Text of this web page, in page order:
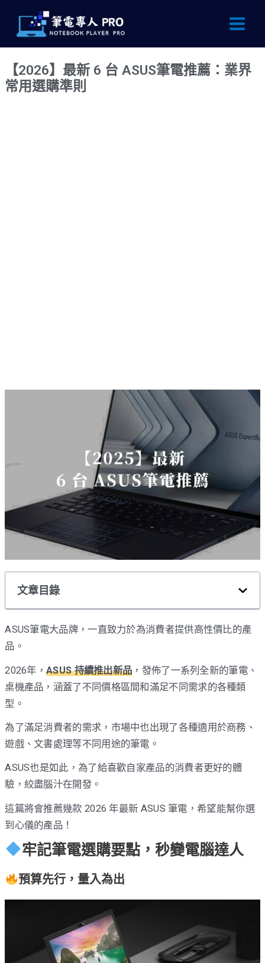
容
Main
【2026】最新 6 台 ASUS筆電推薦：業界
常用選購準則
文章目錄
ASUS筆電大品牌，一直致力於為消費者提供高性價比的產
品。
2026年，ASUS 持續推出新品 ，發佈了一系列全新的筆電、
桌機產品，涵蓋了不同價格區間和滿足不同需求的各種類
型。
為了滿足消費者的需求，市場中也出現了各種適用於商務、
遊戲、文書處理等不同用途的筆電。
ASUS也是如此，為了給喜歡自家產品的消費者更好的體
驗，絞盡腦汁在開發。
這篇將會推薦幾款 2026 年最新 ASUS 筆電，希望能幫你選
到心儀的產品！
牢記筆電選購要點，秒變電腦達人
預算先行，量入為出